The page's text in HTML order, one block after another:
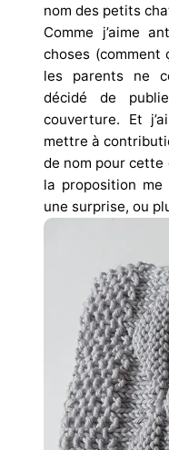
nom des petits
Comme j’aime
choses (comment
les parents ne
décidé de
couverture. Et
mettre à
de nom pour
la proposition
une surprise, ou